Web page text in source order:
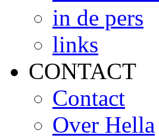
in de pers
links
CONTACT
Contact
Over Hella